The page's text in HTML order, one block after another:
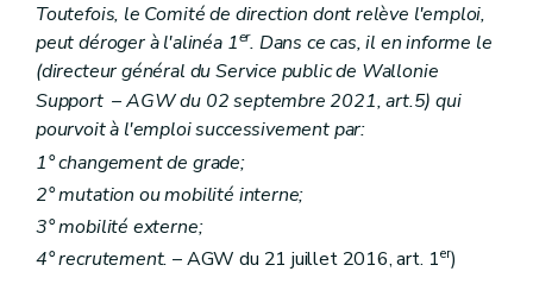
Section III (Congé pour l'exercice d'une fonction au sein d'un cabinet ministériel, d'un secrétariat, de la cellule de coordination générale de la politique générale, d'une cellule de politique générale des membres du Gouvernement fédéral ou au sein du cabinet d'un mandataire local
Art. 485
Art. 486
Art. 487
Art. 488
Art. 489
Art. 490
Section IV
Congé pour exercer une activité auprès d'un groupe politique reconnu d'une assemblée législative fédérale, communautaire ou régionale ou auprès du président d'un de ces groupes
Art. 491
Art. 492
Art. 493
Art. 494
Toutefois, le Comité de direction dont relève l'emploi,
peut déroger à l'alinéa 1er. Dans ce cas, il en informe le
(directeur général du Service public de Wallonie
Support–AGW du 02 septembre 2021, art.5) qui
pourvoit à l'emploi successivement par:
1° changement de grade;
2° mutation ou mobilité interne;
3° mobilité externe;
4° recrutement. – AGW du 21 juillet 2016, art. 1er)